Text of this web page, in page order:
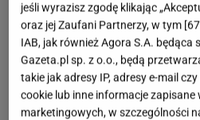
jeśli wyrazisz zgodę klikając
oraz jej Zaufani Partnerzy, w tym [
IAB, jak również Agora S.A. będąca
Gazeta.pl sp. z o.o., będą
takie jak adresy IP, adresy e-mail
cookie lub inne informacje zapisane
marketingowych, w szczególności